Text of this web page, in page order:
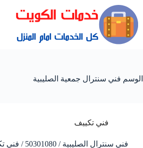
الوسم فني سنترال جمعية الصليبية
فني تكييف
فني سنترال الصليبية /